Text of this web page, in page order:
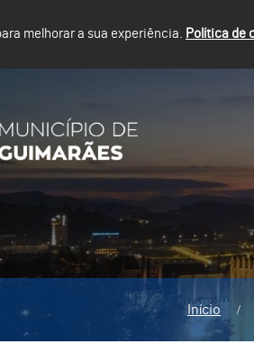
melhorar a sua experiência. Política de
Início